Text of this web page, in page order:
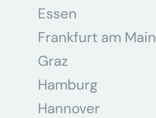
Essen
Frankfurt am Main
Graz
Hamburg
Hannover